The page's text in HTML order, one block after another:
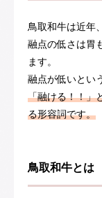
鳥取和牛は近年
融点の低さは胃
ます。
融点が低いとい
「融ける！！」
る形容詞です。
鳥取和牛とは